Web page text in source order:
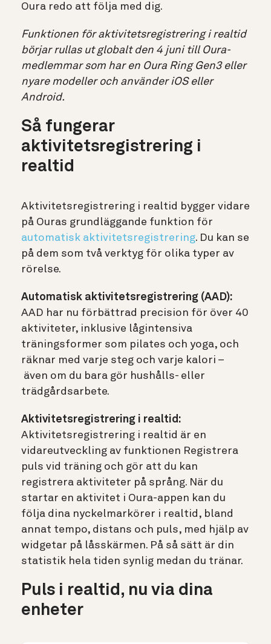
Oura redo att följa med dig.
Funktionen för aktivitetsregistrering i realtid
börjar rullas ut globalt den 4 juni till Oura-
medlemmar som har en Oura Ring Gen3 eller
nyare modeller och använder iOS eller
Android.
Så fungerar
aktivitetsregistrering i
realtid
Aktivitetsregistrering i realtid bygger vidare
på Ouras grundläggande funktion för
automatisk aktivitetsregistrering. Du kan se
på dem som två verktyg för olika typer av
rörelse.
Automatisk aktivitetsregistrering (AAD):
AAD har nu förbättrad precision för över 40
aktiviteter, inklusive lågintensiva
träningsformer som pilates och yoga, och
räknar med varje steg och varje kalori –
även om du bara gör hushålls- eller
trädgårdsarbete.
Aktivitetsregistrering i realtid:
Aktivitetsregistrering i realtid är en
vidareutveckling av funktionen Registrera
puls vid träning och gör att du kan
registrera aktiviteter på språng. När du
startar en aktivitet i Oura-appen kan du
följa dina nyckelmarkörer i realtid, bland
annat tempo, distans och puls, med hjälp av
widgetar på låsskärmen. På så sätt är din
statistik hela tiden synlig medan du tränar.
Puls i realtid, nu via dina
enheter